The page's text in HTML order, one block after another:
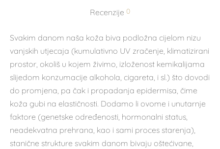
Recenzije 0
Svakim danom naša koža biva podložna cijelom nizu
vanjskih utjecaja (kumulativno UV zračenje, klimatizirani
prostor, okoliš u kojem živimo, izloženost kemikalijama
slijedom konzumacije alkohola, cigareta, i sl.) što dovodi
do promjena, pa čak i propadanja epidermisa, čime
koža gubi na elastičnosti. Dodamo li ovome i unutarnje
faktore (genetske određenosti, hormonalni status,
neadekvatna prehrana, kao i sami proces starenja),
stanične strukture svakim danom bivaju oštećivane,